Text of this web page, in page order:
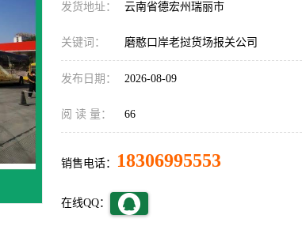
发货地址： 云南省德宏州瑞丽市
关键词： 磨憨口岸老挝货场报关公司
发布日期： 2026-08-09
阅 读 量： 66
销售电话： 18306995553
在线QQ：